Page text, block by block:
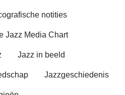
notities
Jazz Media Chart
Jazz in beeld
Jazzgeschiedenis